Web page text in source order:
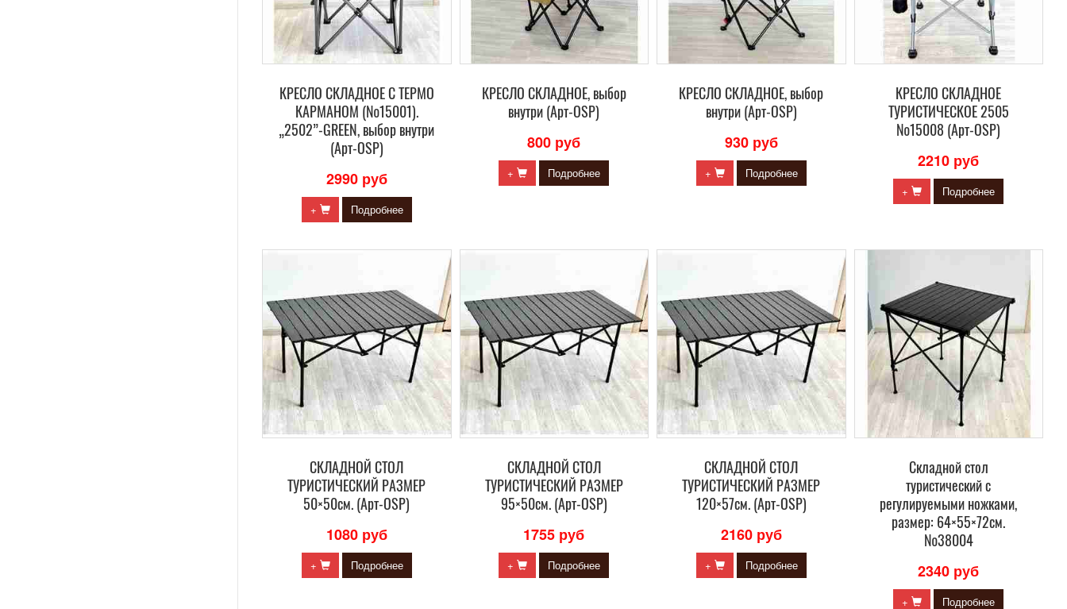
КРЕСЛО СКЛАДНОЕ С ТЕРМО
КАРМАНОМ (№15001).
„2502”-GREEN, выбор внутри
(Арт-OSP)
2990 руб
+ Подробнее
КРЕСЛО СКЛАДНОЕ, выбор
внутри (Арт-OSP)
800 руб
+ Подробнее
КРЕСЛО СКЛАДНОЕ, выбор
внутри (Арт-OSP)
930 руб
+ Подробнее
КРЕСЛО СКЛАДНОЕ
ТУРИСТИЧЕСКОЕ 2505
№15008 (Арт-OSP)
2210 руб
+ Подробнее
СКЛАДНОЙ СТОЛ
ТУРИСТИЧЕСКИЙ РАЗМЕР
50×50см. (Арт-OSP)
1080 руб
+ Подробнее
СКЛАДНОЙ СТОЛ
ТУРИСТИЧЕСКИЙ РАЗМЕР
95×50см. (Арт-OSP)
1755 руб
+ Подробнее
СКЛАДНОЙ СТОЛ
ТУРИСТИЧЕСКИЙ РАЗМЕР
120×57см. (Арт-OSP)
2160 руб
+ Подробнее
Складной стол
туристический с
регулируемыми ножками,
размер: 64×55×72см.
№38004
2340 руб
+ Подробнее